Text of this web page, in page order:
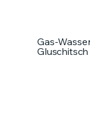
Gas-
Gluschitsch